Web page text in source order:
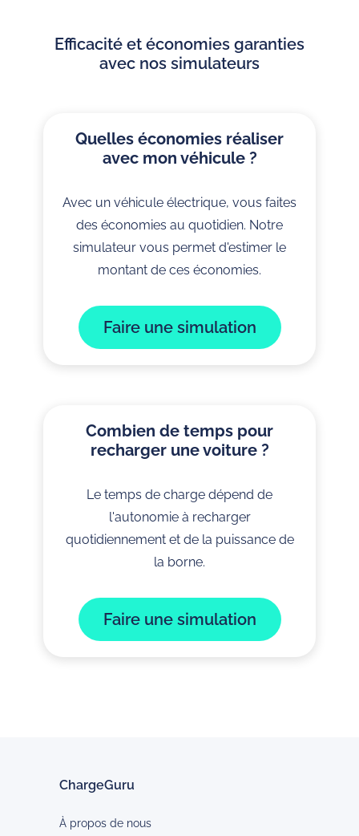
Efficacité et économies garanties
avec nos simulateurs
Quelles économies réaliser
avec mon véhicule ?
Avec un véhicule électrique, vous faites
des économies au quotidien. Notre
simulateur vous permet d'estimer le
montant de ces économies.
Faire une simulation
Combien de temps pour
recharger une voiture ?
Le temps de charge dépend de
l'autonomie à recharger
quotidiennement et de la puissance de
la borne.
Faire une simulation
ChargeGuru
À propos de nous